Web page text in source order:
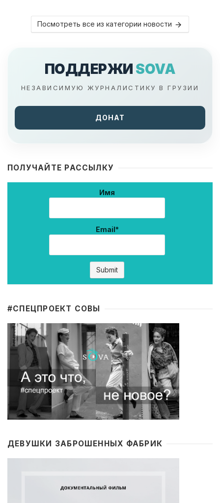
Посмотреть все из категории новости
ПОДДЕРЖИ SOVA
НЕЗАВИСИМУЮ ЖУРНАЛИСТИКУ В ГРУЗИИ
ДОНАТ
ПОЛУЧАЙТЕ РАССЫЛКУ
Имя
Email*
#CПЕЦПРОЕКТ СОВЫ
ДЕВУШКИ ЗАБРОШЕННЫХ ФАБРИК